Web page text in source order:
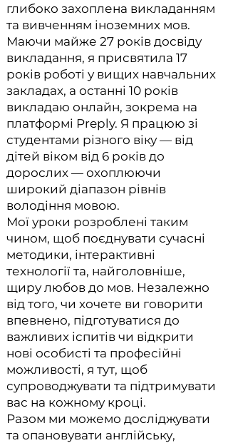
глибоко захоплена викладанням
та вивченням іноземних мов.
Маючи майже 27 років досвіду
викладання, я присвятила 17
років роботі у вищих навчальних
закладах, а останні 10 років
викладаю онлайн, зокрема на
платформі Preply. Я працюю зі
студентами різного віку — від
дітей віком від 6 років до
дорослих — охоплюючи
широкий діапазон рівнів
володіння мовою.
Мої уроки розроблені таким
чином, щоб поєднувати сучасні
методики, інтерактивні
технології та, найголовніше,
щиру любов до мов. Незалежно
від того, чи хочете ви говорити
впевнено, підготуватися до
важливих іспитів чи відкрити
нові особисті та професійні
можливості, я тут, щоб
супроводжувати та підтримувати
вас на кожному кроці.
Разом ми можемо досліджувати
та опановувати англійську,